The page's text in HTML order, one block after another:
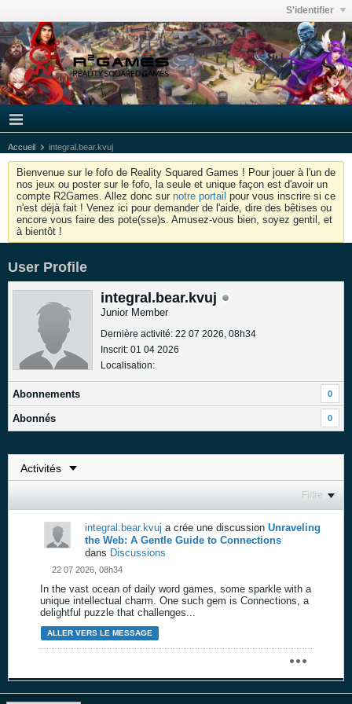
S'identifier
Accueil integral.bear.kvuj
Bienvenue sur le fofo de Reality Squared Games ! Pour jouer à l'un de
nos jeux ou poster sur le fofo, la seule et unique façon est d'avoir un
compte R2Games. Allez donc sur notre portail pour vous inscrire si ce
n'est déjà fait ! Venez ici pour demander de l'aide, dire des bêtises ou
encore vous faire des pote(sse)s. Amusez-vous bien, soyez gentil, et
à bientôt !
User Profile
integral.bear.kvuj
Junior Member
Dernière activité: 22 07 2026, 08h34
Inscrit: 01 04 2026
Localisation:
Abonnements 0
Abonnés 0
Filtre
integral.bear.kvuj a crée une discussion Unraveling
the Web: A Gentle Guide to Connections
dans Discussions
22 07 2026, 08h34
In the vast ocean of daily word games, some sparkle with a
unique intellectual charm. One such gem is Connections, a
delightful puzzle that challenges...
ALLER VERS LE MESSAGE